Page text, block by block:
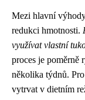
Mezi hlavní
redukci hmotnosti.
využívat vlastní
proces je poměrně
několika týdnů.
vytrvat v dietním